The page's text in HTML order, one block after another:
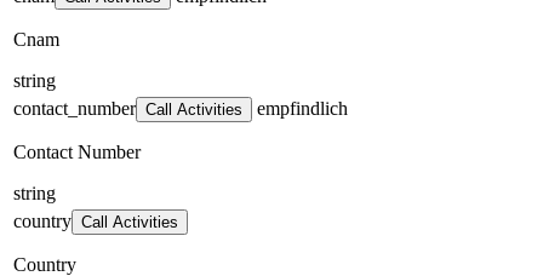
Cnam
string
contact_number Call Activities empfindlich
Contact Number
string
country Call Activities
Country